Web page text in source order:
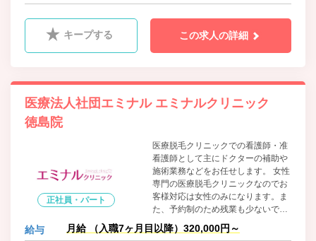
キープする この求人の詳細
医療法人社団エミナル エミナルクリニック
徳島院
正社員・パート
医療脱毛クリニックでの看護師・准
看護師として主にドクターの補助や
施術業務などをお任せします。 女性
専門の医療脱毛クリニックなのでお
客様対応は女性のみになります。ま
た、予約制のため残業も少ないで
す。仕事に慣れるまでは、丁寧に指
導します。 出来ることを少しずつ増
給与 月給 （入職7ヶ月目以降）320,000円～